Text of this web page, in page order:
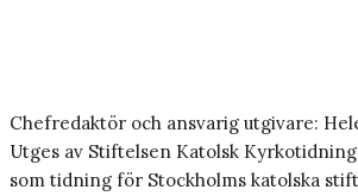
Chefredaktör och ansvarig utgivare:
Utges av Stiftelsen Katolsk Kyrkotidning
som tidning för Stockholms katolska